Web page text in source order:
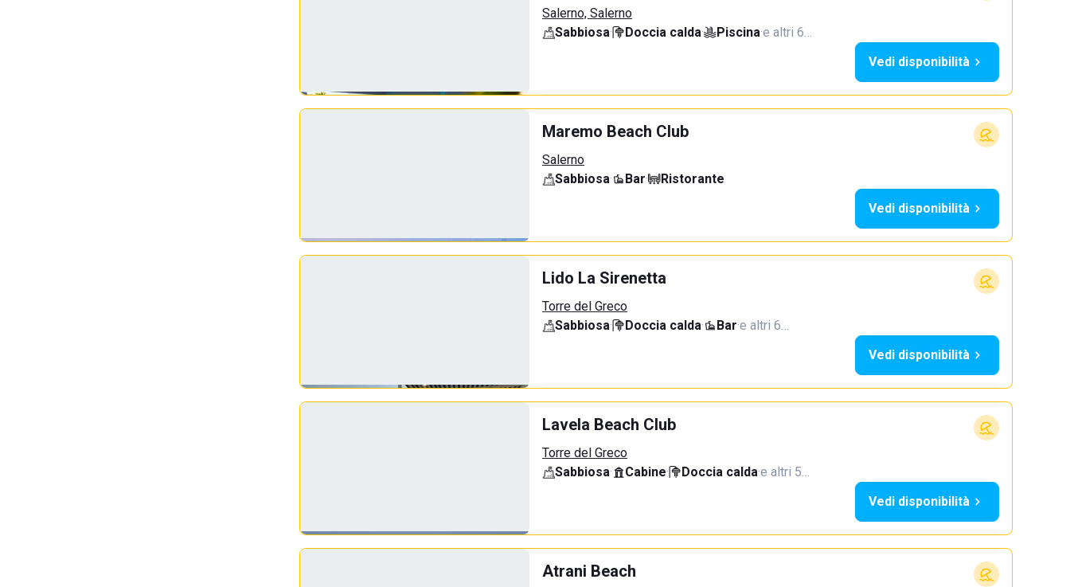
Salerno, Salerno
Sabbiosa· Doccia calda· Piscina·e altri 6…
Vedi disponibilità
Maremo Beach Club
Salerno
Sabbiosa· Bar·
Ristorante
Vedi disponibilità
Lido La Sirenetta
Torre del Greco
Sabbiosa· Doccia calda· Bar·e altri 6…
Vedi disponibilità
Lavela Beach Club
Torre del Greco
Sabbiosa· Cabine· Doccia calda·e altri 5…
Vedi disponibilità
Atrani Beach